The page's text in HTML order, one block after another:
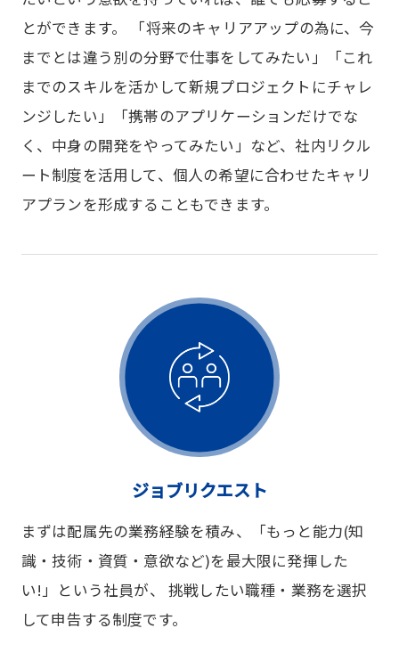
とができます。 「将来のキャリアアップの為に、今
までとは違う別の分野で仕事をしてみたい」「これ
までのスキルを活かして新規プロジェクトにチャレ
ンジしたい」「携帯のアプリケーションだけでな
く、中身の開発をやってみたい」など、社内リクル
ート制度を活用して、個人の希望に合わせたキャリ
アプランを形成することもできます。
ジョブリクエスト
まずは配属先の業務経験を積み、「もっと能力(知
識・技術・資質・意欲など)を最大限に発揮した
い!」という社員が、 挑戦したい職種・業務を選択
して申告する制度です。